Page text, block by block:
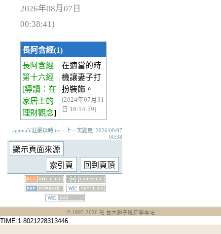
2026年08月07日
00:38:41)
長阿含經(1)
長阿含經
第十六經
[導讀：在
家居士的
理財觀念]
在適當的時
機讓妻子打
扮裝飾。
(2024年07月31
日 16:14:59)
agama3/莊嚴以時.txt · 上一次變更: 2026/08/07
00:38
© 1995-2026 卍 台大獅子吼佛學專站
TIME:1.8021228313446